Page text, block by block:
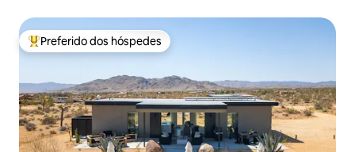
Entre os melhores preferidos dos hóspedes
Preferido dos hóspedes